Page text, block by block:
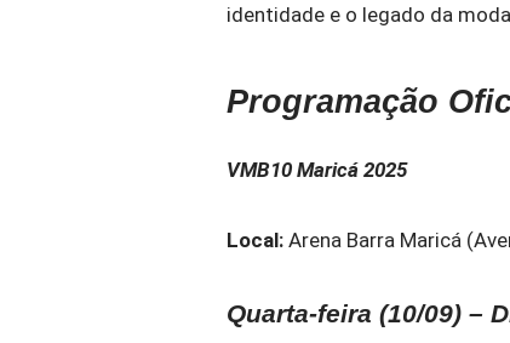
identidade e o legado da
Programação
VMB10 Maricá 2025
Local: Arena Barra Maricá
Quarta-feira (10/09) –